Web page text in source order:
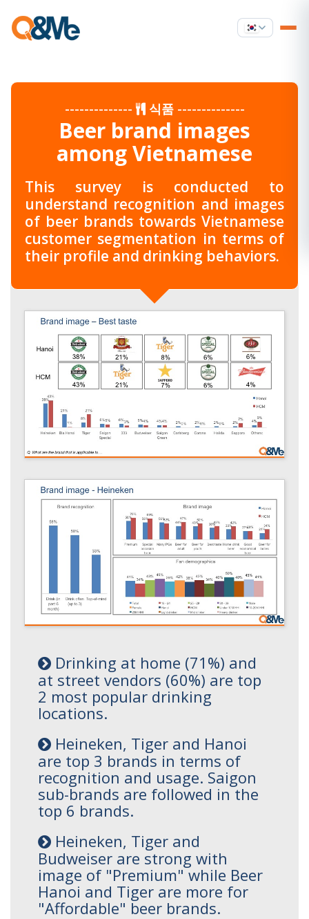
-------------- 식품--------------
Beer brand images
among Vietnamese
This survey is conducted to
understand recognition and images
of beer brands towards Vietnamese
customer segmentation in terms of
their profile and drinking behaviors.
Drinking at home (71%) and
at street vendors (60%) are top
2 most popular drinking
locations.
Heineken, Tiger and Hanoi
are top 3 brands in terms of
recognition and usage. Saigon
sub-brands are followed in the
top 6 brands.
Heineken, Tiger and
Budweiser are strong with
image of "Premium" while Beer
Hanoi and Tiger are more for
"Affordable" beer brands.